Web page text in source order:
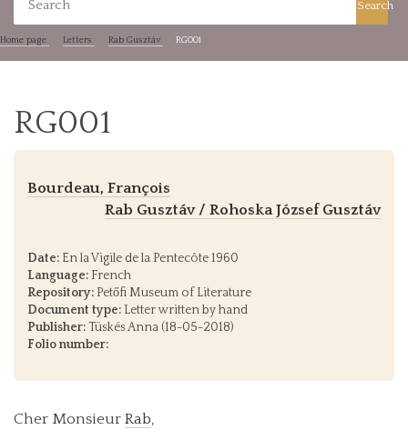
Search
Home page Letters Rab Gusztáv RG001
RG001
Bourdeau, François
Rab Gusztáv / Rohoska József Gusztáv
Date: En la Vigile de la Pentecôte 1960
Language: French
Repository: Petőfi Museum of Literature
Document type: Letter written by hand
Publisher: Tüskés Anna (18-05-2018)
Folio number:
Cher Monsieur Rab,